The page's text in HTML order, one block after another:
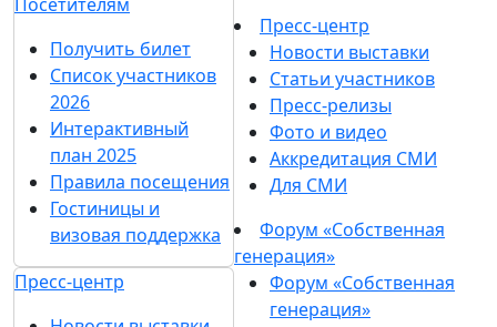
Получить билет
Список участников
2026
Интерактивный
план 2025
Правила посещения
Гостиницы и
визовая поддержка
Пресс-центр
Пресс-центр
Новости выставки
Статьи участников
Пресс-релизы
Фото и видео
Аккредитация СМИ
Для СМИ
Форум «Собственная
генерация»
Форум «Собственная
генерация»